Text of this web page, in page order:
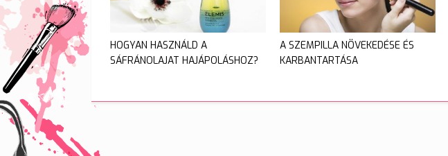
HOGYAN HASZNÁLD A
SÁFRÁNOLAJAT HAJÁPOLÁSHOZ?
A SZEMPILLA NÖVEKEDÉSE ÉS
KARBANTARTÁSA